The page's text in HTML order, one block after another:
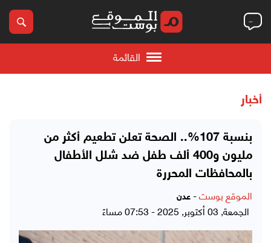
القائمة
أخبار
بنسبة 107%.. الصحة تعلن تطعيم أكثر من
مليون و400 ألف طفل ضد شلل الأطفال
بالمحافظات المحررة
الموقع بوست- عدن
الجمعة, 03 أكتوبر, 2025 - 07:53 مساءً